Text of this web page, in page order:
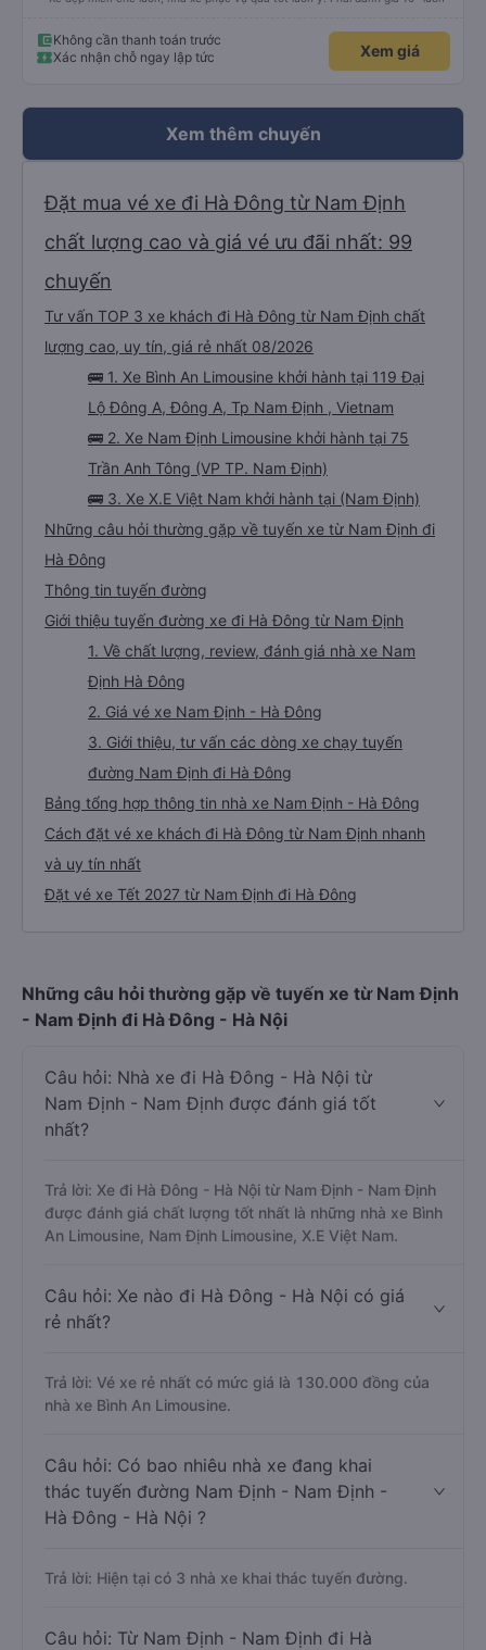
Không cần thanh toán trước
Xác nhận chỗ ngay lập tức
Xem giá
Xem thêm chuyến
Đặt mua vé xe đi Hà Đông từ Nam Định
chất lượng cao và giá vé ưu đãi nhất: 99
chuyến
Tư vấn TOP 3 xe khách đi Hà Đông từ Nam Định chất
lượng cao, uy tín, giá rẻ nhất 08/2026
🚌 1. Xe Bình An Limousine khởi hành tại 119 Đại
Lộ Đông A, Đông A, Tp Nam Định , Vietnam
🚌 2. Xe Nam Định Limousine khởi hành tại 75
Trần Anh Tông (VP TP. Nam Định)
🚌 3. Xe X.E Việt Nam khởi hành tại (Nam Định)
Những câu hỏi thường gặp về tuyến xe từ Nam Định đi
Hà Đông
Thông tin tuyến đường
Giới thiệu tuyến đường xe đi Hà Đông từ Nam Định
1. Về chất lượng, review, đánh giá nhà xe Nam
Định Hà Đông
2. Giá vé xe Nam Định - Hà Đông
3. Giới thiệu, tư vấn các dòng xe chạy tuyến
đường Nam Định đi Hà Đông
Bảng tổng hợp thông tin nhà xe Nam Định - Hà Đông
Cách đặt vé xe khách đi Hà Đông từ Nam Định nhanh
và uy tín nhất
Đặt vé xe Tết 2027 từ Nam Định đi Hà Đông
Những câu hỏi thường gặp về tuyến xe từ Nam Định
- Nam Định đi Hà Đông - Hà Nội
Câu hỏi: Nhà xe đi Hà Đông - Hà Nội từ
Nam Định - Nam Định được đánh giá tốt
nhất?
Trả lời: Xe đi Hà Đông - Hà Nội từ Nam Định - Nam Định
được đánh giá chất lượng tốt nhất là những nhà xe Bình
An Limousine, Nam Định Limousine, X.E Việt Nam.
Câu hỏi: Xe nào đi Hà Đông - Hà Nội có giá
rẻ nhất?
Trả lời: Vé xe rẻ nhất có mức giá là 130.000 đồng của
nhà xe Bình An Limousine.
Câu hỏi: Có bao nhiêu nhà xe đang khai
thác tuyến đường Nam Định - Nam Định -
Hà Đông - Hà Nội ?
Trả lời: Hiện tại có 3 nhà xe khai thác tuyến đường.
Câu hỏi: Từ Nam Định - Nam Định đi Hà